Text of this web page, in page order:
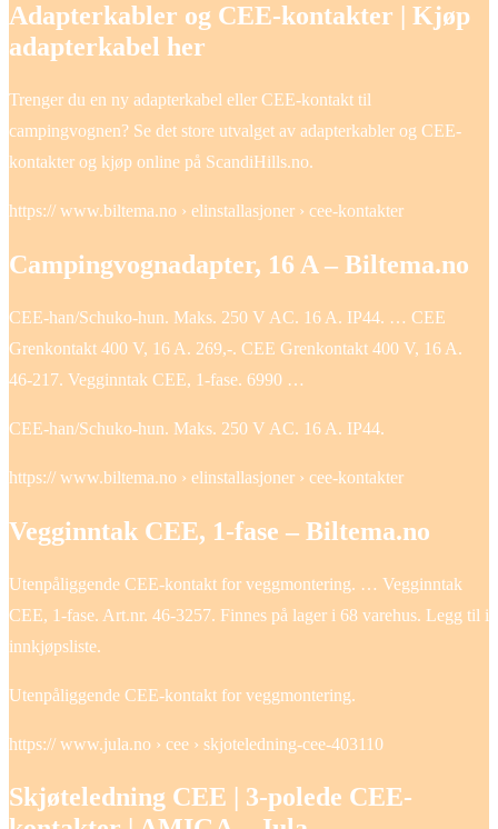
Adapterkabler og CEE-kontakter | Kjøp
adapterkabel her
Trenger du en ny adapterkabel eller CEE-kontakt til
campingvognen? Se det store utvalget av adapterkabler og CEE-
kontakter og kjøp online på ScandiHills.no.
https:// www.biltema.no › elinstallasjoner › cee-kontakter
Campingvognadapter, 16 A – Biltema.no
CEE-han/Schuko-hun. Maks. 250 V AC. 16 A. IP44. … CEE
Grenkontakt 400 V, 16 A. 269,-. CEE Grenkontakt 400 V, 16 A.
46-217. Vegginntak CEE, 1-fase. 6990 …
CEE-han/Schuko-hun. Maks. 250 V AC. 16 A. IP44.
https:// www.biltema.no › elinstallasjoner › cee-kontakter
Vegginntak CEE, 1-fase – Biltema.no
Utenpåliggende CEE-kontakt for veggmontering. … Vegginntak
CEE, 1-fase. Art.nr. 46-3257. Finnes på lager i 68 varehus. Legg til i
innkjøpsliste.
Utenpåliggende CEE-kontakt for veggmontering.
https:// www.jula.no › cee › skjoteledning-cee-403110
Skjøteledning CEE | 3-polede CEE-